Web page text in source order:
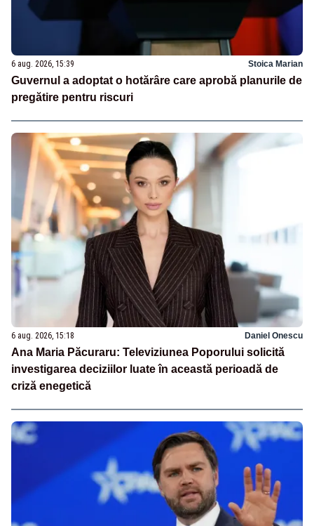
6 aug. 2026, 15:39 Stoica Marian
Guvernul a adoptat o hotărâre care aprobă planurile de
pregătire pentru riscuri
6 aug. 2026, 15:18 Daniel Onescu
Ana Maria Păcuraru: Televiziunea Poporului solicită
investigarea deciziilor luate în această perioadă de
criză enegetică